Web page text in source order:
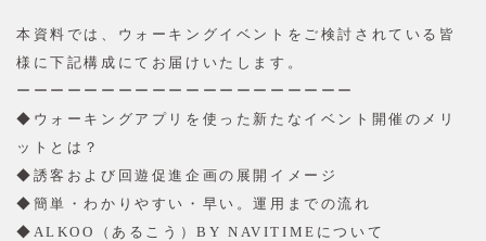
本資料では、ウォーキングイベントをご検討されている皆
様に下記構成にてお届けいたします。
ーーーーーーーーーーーーーーーーーーーー
◆ウォーキングアプリを使った新たなイベント開催のメリ
ットとは？
◆誘客および回遊促進企画の展開イメージ
◆簡単・わかりやすい・早い。運用までの流れ
◆ALKOO（あるこう）BY NAVITIMEについて